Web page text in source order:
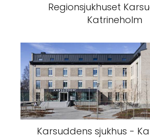
Regionsjukhuset
Katrineholm
Karsuddens sjukhus -